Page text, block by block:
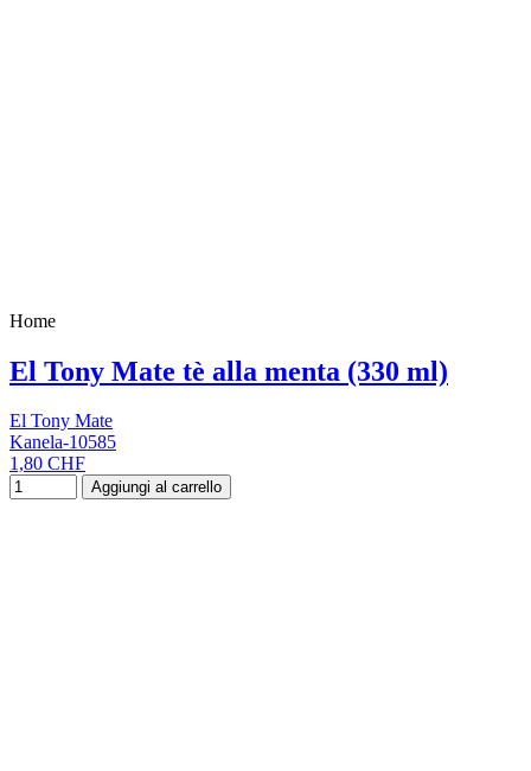
Home
El Tony Mate tè alla menta (330 ml)
El Tony Mate
Kanela-10585
1,80 CHF
Aggiungi al carrello